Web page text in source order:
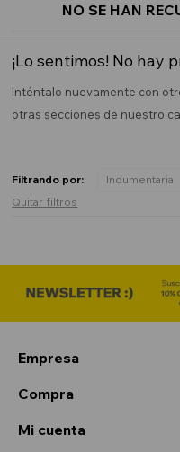
NO SE HAN
¡Lo sentimos! No hay
Inténtalo nuevamente con
otras secciones de nuestro
Filtrando por: Indumentaria
Quitar filtros
Empresa
Compra
Mi cuenta